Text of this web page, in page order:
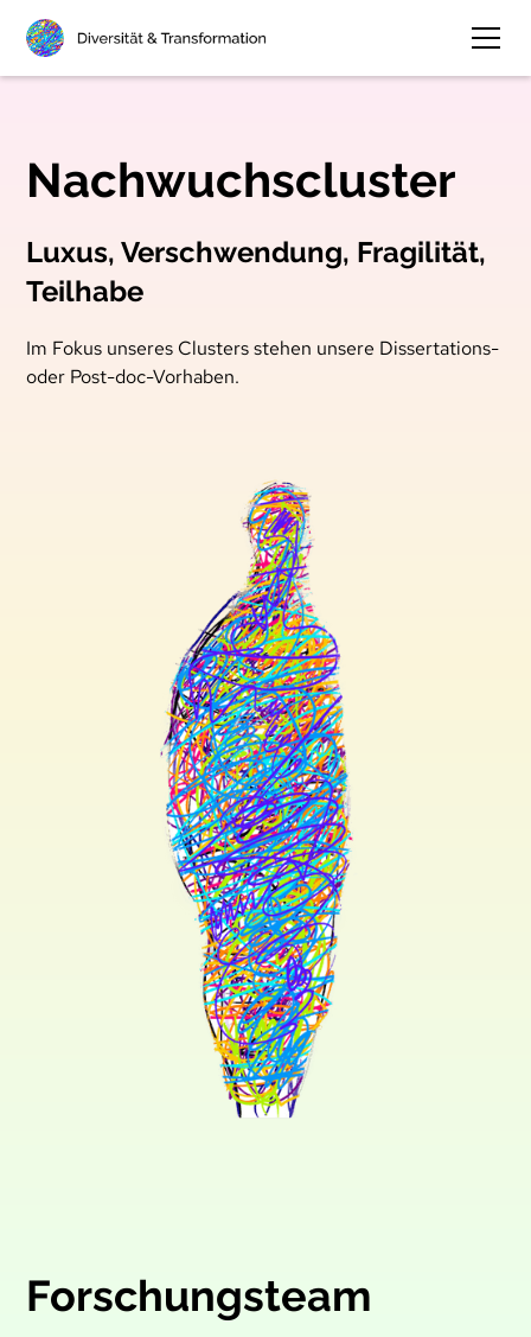
Nachwuchscluster
Luxus, Verschwendung, Fragilität,
Teilhabe
Im Fokus unseres Clusters stehen unsere Dissertations-
oder Post-doc-Vorhaben.
Forschungsteam